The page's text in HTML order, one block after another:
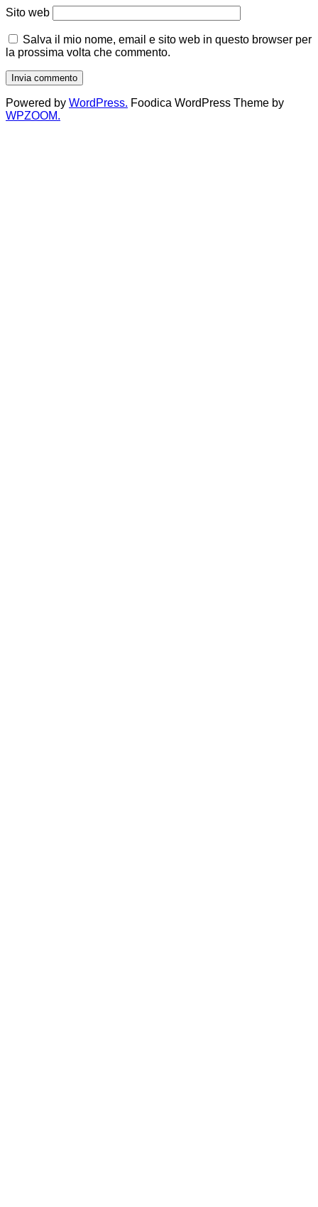
Sito web
Salva il mio nome, email e sito web in questo browser per
la prossima volta che commento.
Powered by WordPress. Foodica WordPress Theme by
WPZOOM.